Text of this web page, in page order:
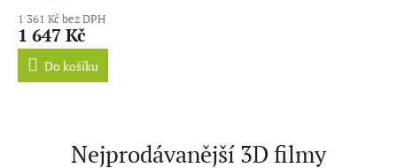
1 361 Kč bez DPH
1 647 Kč
Do košíku
Nejprodávanější 3D filmy